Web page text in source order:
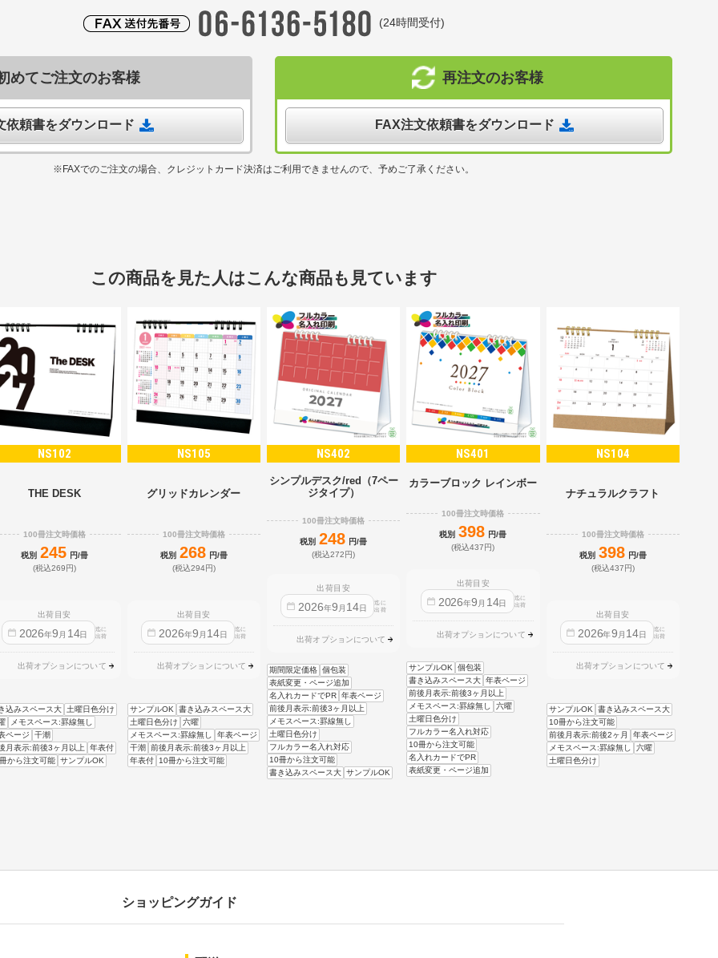
(24時間受付)
めてご注文のお客様
依頼書をダウンロード
再注文のお客様
FAX注文依頼書をダウンロード
※FAXでのご注文の場合、クレジットカード決済はご利用できませんので、予めご了承ください。
この商品を見た人はこんな商品も見ています
NS102
THE DESK
100冊注文時価格
税別 245 円/冊
(税込269円)
出荷目安
2026年9 月 14日
迄に
出荷
出荷オプションについて
込みスペース大
土曜日色分け
メモスペース:罫線無し
ページ
干潮
月表示:前後3ヶ月以上
年表付
から注文可能 サンプルOK
NS105
グリッドカレンダー
100冊注文時価格
税別 268 円/冊
(税込294円)
出荷目安
2026年9 月 14日
迄に
出荷
出荷オプションについて
サンプルOK
書き込みスペース大
土曜日色分け
六曜
メモスペース:罫線無し
年表ページ
干潮 前後月表示:前後3ヶ月以上
年表付
10冊から注文可能
NS402
シンプルデスク/red（7ペー
ジタイプ）
100冊注文時価格
税別 248 円/冊
(税込272円)
出荷目安
2026年9 月 14日
迄に
出荷
出荷オプションについて
期間限定価格 個包装
表紙変更・ページ追加
名入れカードでPR 年表ページ
前後月表示:前後3ヶ月以上
メモスペース:罫線無し
土曜日色分け
フルカラー名入れ対応
10冊から注文可能
書き込みスペース大 サンプルOK
NS401
カラーブロック レインボー
100冊注文時価格
税別 398 円/冊
(税込437円)
出荷目安
2026年9 月 14日
迄に
出荷
出荷オプションについて
サンプルOK 個包装
書き込みスペース大 年表ページ
前後月表示:前後3ヶ月以上
メモスペース:罫線無し
六曜
土曜日色分け
フルカラー名入れ対応
10冊から注文可能
名入れカードでPR
表紙変更・ページ追加
NS104
ナチュラルクラフト
100冊注文時価格
税別 398 円/冊
(税込437円)
出荷目安
2026年9 月 14日
迄に
出荷
出荷オプションについて
サンプルOK
書き込みスペース大
10冊から注文可能
前後月表示:前後2ヶ月
年表ページ
メモスペース:罫線無し
六曜
土曜日色分け
ショッピングガイド